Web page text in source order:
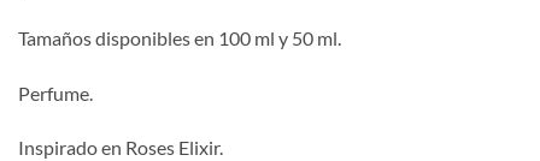
Tamaños disponibles en 100 ml y 50 ml.
Perfume.
Inspirado en Roses Elixir.